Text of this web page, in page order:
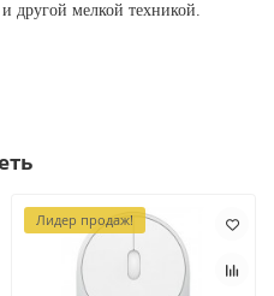
другой мелкой техникой.
Лидер продаж!